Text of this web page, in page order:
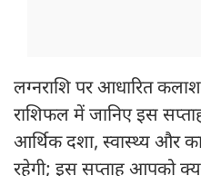
लग्नराशि पर आधारित
राशिफल में जानिए इस
आर्थिक दशा, स्वास्थ्य और
रहेगी; इस सप्ताह आपको